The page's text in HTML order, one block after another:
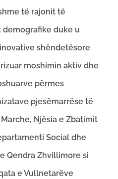
të rajonit të
duke u
shëndetësore
moshimin aktiv dhe
përmes
pjesëmarrëse të
Njësia e Zbatimit
Social dhe
Qendra Zhvillimore si
e Vullnetarëve